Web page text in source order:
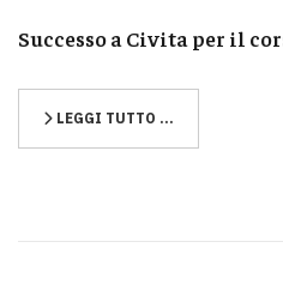
Successo a Civita per il
LEGGI TUTTO …